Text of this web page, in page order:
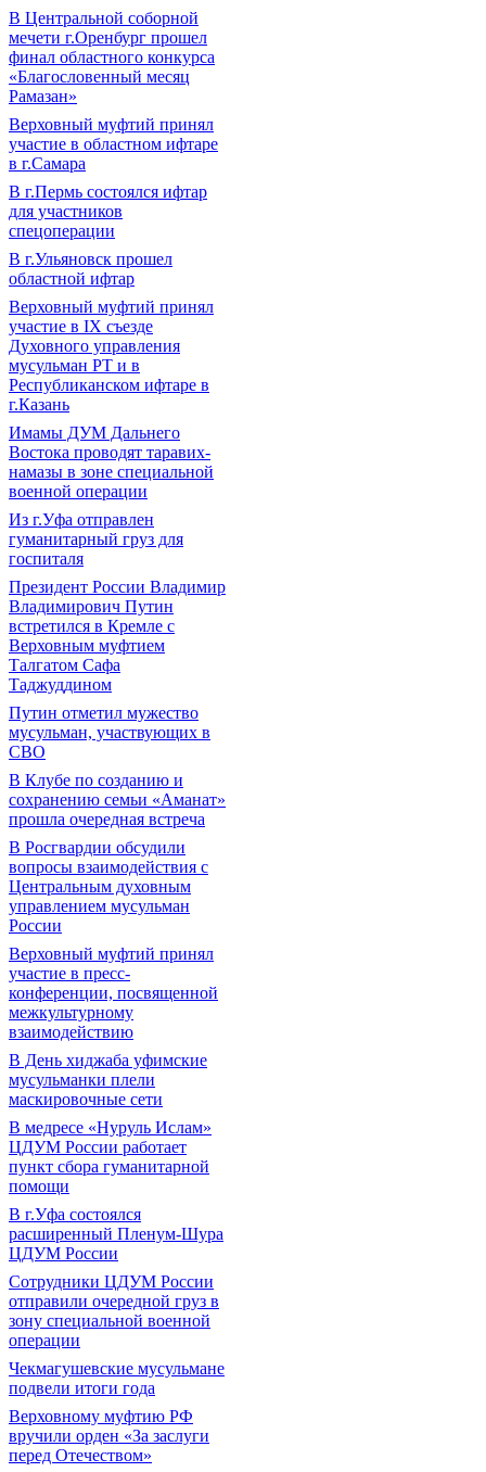
В Центральной соборной
мечети г.Оренбург прошел
финал областного конкурса
«Благословенный месяц
Рамазан»
Верховный муфтий принял
участие в областном ифтаре
в г.Самара
В г.Пермь состоялся ифтар
для участников
спецоперации
В г.Ульяновск прошел
областной ифтар
Верховный муфтий принял
участие в IХ съезде
Духовного управления
мусульман РТ и в
Республиканском ифтаре в
г.Казань
Имамы ДУМ Дальнего
Востока проводят таравих-
намазы в зоне специальной
военной операции
Из г.Уфа отправлен
гуманитарный груз для
госпиталя
Президент России Владимир
Владимирович Путин
встретился в Кремле с
Верховным муфтием
Талгатом Сафа
Таджуддином
Путин отметил мужество
мусульман, участвующих в
СВО
В Клубе по созданию и
сохранению семьи «Аманат»
прошла очередная встреча
В Росгвардии обсудили
вопросы взаимодействия с
Центральным духовным
управлением мусульман
России
Верховный муфтий принял
участие в пресс-
конференции, посвященной
межкультурному
взаимодействию
В День хиджаба уфимские
мусульманки плели
маскировочные сети
В медресе «Нуруль Ислам»
ЦДУМ России работает
пункт сбора гуманитарной
помощи
В г.Уфа состоялся
расширенный Пленум-Шура
ЦДУМ России
Сотрудники ЦДУМ России
отправили очередной груз в
зону специальной военной
операции
Чекмагушевские мусульмане
подвели итоги года
Верховному муфтию РФ
вручили орден «За заслуги
перед Отечеством»